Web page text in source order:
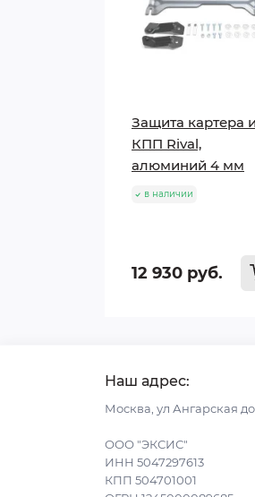
Защита картера и
КПП Rival,
алюминий 4 мм
в наличии
12 930 руб.
Наш адрес:
Москва, ул Ангарская
ООО "ЭКСИС"
ИНН 5047297613
КПП 504701001